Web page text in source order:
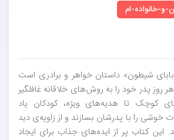
و-خانواده-ام
بابای شیطون» داستان خواهر و برادری است
روز پدر خود را به روش‌های خلاقانه غافلگیر
کوچک تا هدیه‌های ویژه، کودکان یاد
خوشی را با پدرشان بسازند و از زاویه‌ی دید
این کتاب پر از ایده‌های جذاب برای ایجاد